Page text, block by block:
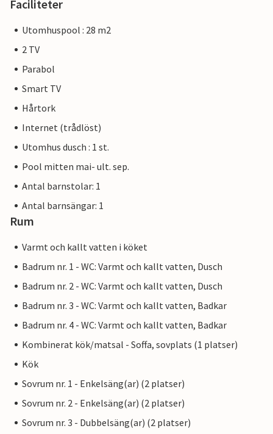
Faciliteter
Utomhuspool : 28 m2
2 TV
Parabol
Smart TV
Hårtork
Internet (trådlöst)
Utomhus dusch : 1 st.
Pool mitten mai- ult. sep.
Antal barnstolar: 1
Antal barnsängar: 1
Rum
Varmt och kallt vatten i köket
Badrum nr. 1 - WC: Varmt och kallt vatten, Dusch
Badrum nr. 2 - WC: Varmt och kallt vatten, Dusch
Badrum nr. 3 - WC: Varmt och kallt vatten, Badkar
Badrum nr. 4 - WC: Varmt och kallt vatten, Badkar
Kombinerat kök/matsal - Soffa, sovplats (1 platser)
Kök
Sovrum nr. 1 - Enkelsäng(ar) (2 platser)
Sovrum nr. 2 - Enkelsäng(ar) (2 platser)
Sovrum nr. 3 - Dubbelsäng(ar) (2 platser)